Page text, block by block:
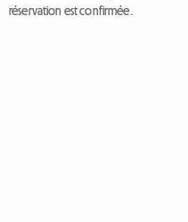
réservation est confirmée.